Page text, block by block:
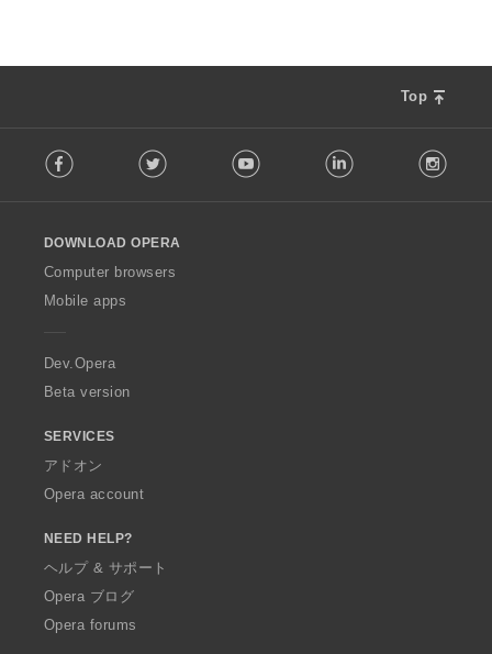
Top
o
w
O
p
a
Facebook Twitter Youtube LinkedIn
DOWNLOAD OPERA
Computer browsers
Mobile apps
Dev.Opera
Beta version
SERVICES
アドオン
Opera account
NEED HELP?
ヘルプ & サポート
Opera ブログ
Opera forums